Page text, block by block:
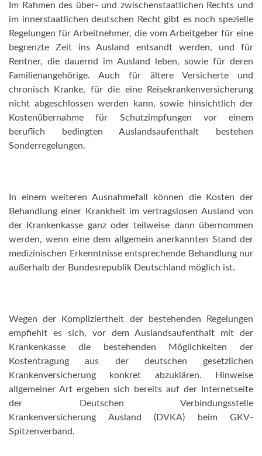
Im Rahmen des über- und zwischenstaatlichen Rechts und
im innerstaatlichen deutschen Recht gibt es noch spezielle
Regelungen für Arbeitnehmer, die vom Arbeitgeber für eine
begrenzte Zeit ins Ausland entsandt werden, und für
Rentner, die dauernd im Ausland leben, sowie für deren
Familienangehörige. Auch für ältere Versicherte und
chronisch Kranke, für die eine Reisekrankenversicherung
nicht abgeschlossen werden kann, sowie hinsichtlich der
Kostenübernahme für Schutzimpfungen vor einem
beruflich bedingten Auslandsaufenthalt bestehen
Sonderregelungen.
In einem weiteren Ausnahmefall können die Kosten der
Behandlung einer Krankheit im vertragslosen Ausland von
der Krankenkasse ganz oder teilweise dann übernommen
werden, wenn eine dem allgemein anerkannten Stand der
medizinischen Erkenntnisse entsprechende Behandlung nur
außerhalb der Bundesrepublik Deutschland möglich ist.
Wegen der Kompliziertheit der bestehenden Regelungen
empfiehlt es sich, vor dem Auslandsaufenthalt mit der
Krankenkasse die bestehenden Möglichkeiten der
Kostentragung aus der deutschen gesetzlichen
Krankenversicherung konkret abzuklären. Hinweise
allgemeiner Art ergeben sich bereits auf der Internetseite
der Deutschen Verbindungsstelle
Krankenversicherung Ausland (DVKA) beim GKV-
Spitzenverband.